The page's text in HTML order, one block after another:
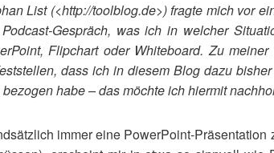
List (<http://​tool​blog​.de>) frag­te mich vor
Gespräch, was ich in wel­cher
, Flip­chart oder White­board. Zu mei­ner
dass ich in die­sem Blog dazu
habe – das möch­te ich hier­mit
immer eine Power­Point-Prä­sen­ta­ti­on